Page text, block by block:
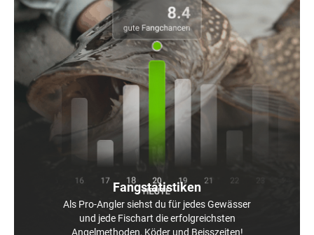
Fangstatistiken
Als Pro-Angler siehst du für jedes Gewässer
und jede Fischart die erfolgreichsten
Angelmethoden, Köder und Beisszeiten!